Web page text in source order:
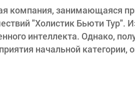
компания, занимающаяся
"Холистик Бьюти Тур".
интеллекта. Однако,
начальной
объединяет IT-